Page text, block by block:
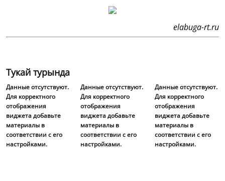
elabuga-rt.ru
Тукай турында
Данные отсутствуют.
Для корректного
отображения
виджета добавьте
материалы в
соответствии с его
настройками.
Данные отсутствуют.
Для корректного
отображения
виджета добавьте
материалы в
соответствии с его
настройками.
Данные отсутствуют.
Для корректного
отображения
виджета добавьте
материалы в
соответствии с его
настройками.